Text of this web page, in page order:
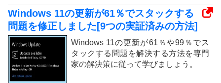
Windows 11の更新が61％でスタックする
問題を修正しました[9つの実証済みの方法]
Windows 11の更新が61％や99％でス
タックする問題を解決する方法を専門
家の解決策に従って学びましょう。